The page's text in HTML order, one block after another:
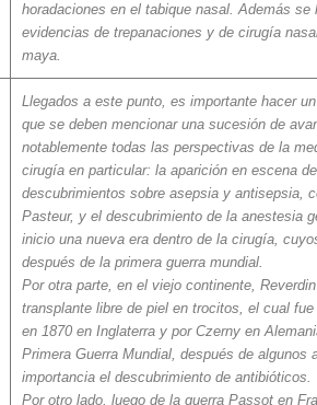
horadaciones en el tabique nasal. Además se
evidencias de trepanaciones y de cirugía
maya.
Llegados a este punto, es importante hacer
que se deben mencionar una sucesión de
notablemente todas las perspectivas de la
cirugía en particular: la aparición en escena
descubrimientos sobre asepsia y antisepsia,
Pasteur, y el descubrimiento de la anestesia
inicio una nueva era dentro de la cirugía,
después de la primera guerra mundial.
Por otra parte, en el viejo continente,
transplante libre de piel en trocitos, el cual
en 1870 en Inglaterra y por Czerny en
Primera Guerra Mundial, después de algunos
importancia el descubrimiento de antibióticos.
Por otro lado, luego de la guerra Passot en